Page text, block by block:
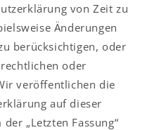
von Zeit zu
Änderungen
berücksichtigen, oder
oder
veröffentlichen die
auf dieser
„Letzten Fassung“